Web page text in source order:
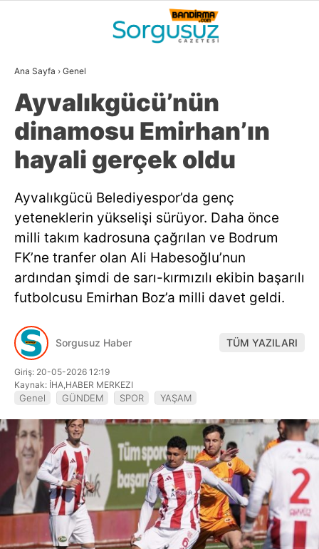
Instagram
Youtube
32.4
BALIKESIR
VİDEO YAZARLAR
GÜNDEM
SİYASET
EKONOMİ
SPOR
MAGAZİN
Ana Sayfa › Genel
Ayvalıkgücü’nün
dinamosu Emirhan’ın
hayali gerçek oldu
Ayvalıkgücü Belediyespor’da genç
yeteneklerin yükselişi sürüyor. Daha önce
milli takım kadrosuna çağrılan ve Bodrum
FK’ne tranfer olan Ali Habesoğlu’nun
ardından şimdi de sarı-kırmızılı ekibin başarılı
futbolcusu Emirhan Boz’a milli davet geldi.
Sorgusuz Haber TÜM YAZILARI
Giriş: 20-05-2026 12:19
Kaynak: İHA,HABER MERKEZI
Genel GÜNDEM SPOR YAŞAM